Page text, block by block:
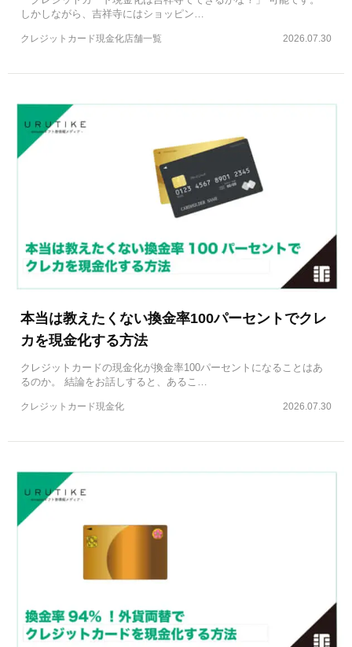
しかしながら、吉祥寺にはショッピン…
2026.07.30
クレジットカード現金化店舗一覧
本当は教えたくない換金率100パーセントでクレ
カを現金化する方法
クレジットカードの現金化が換金率100パーセントになることはあ
るのか。 結論をお話しすると、あるこ…
2026.07.30
クレジットカード現金化